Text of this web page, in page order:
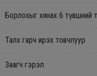
Борлохыг хянах 6 түвшний
Талх гарч ирэх товчлуур
Заагч гэрэл